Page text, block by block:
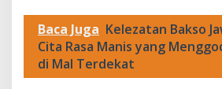
n
g
a
Baca Juga Kelezatan Bakso
Cita Rasa Manis yang
di Mal Terdekat